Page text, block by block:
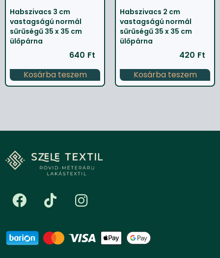
Habszivacs 3 cm
vastagságú normál
sűrűségű 35 x 35 cm
ülőpárna
640 Ft
Kosárba teszem
Habszivacs 2 cm
vastagságú normál
sűrűségű 35 x 35 cm
ülőpárna
420 Ft
Kosárba teszem